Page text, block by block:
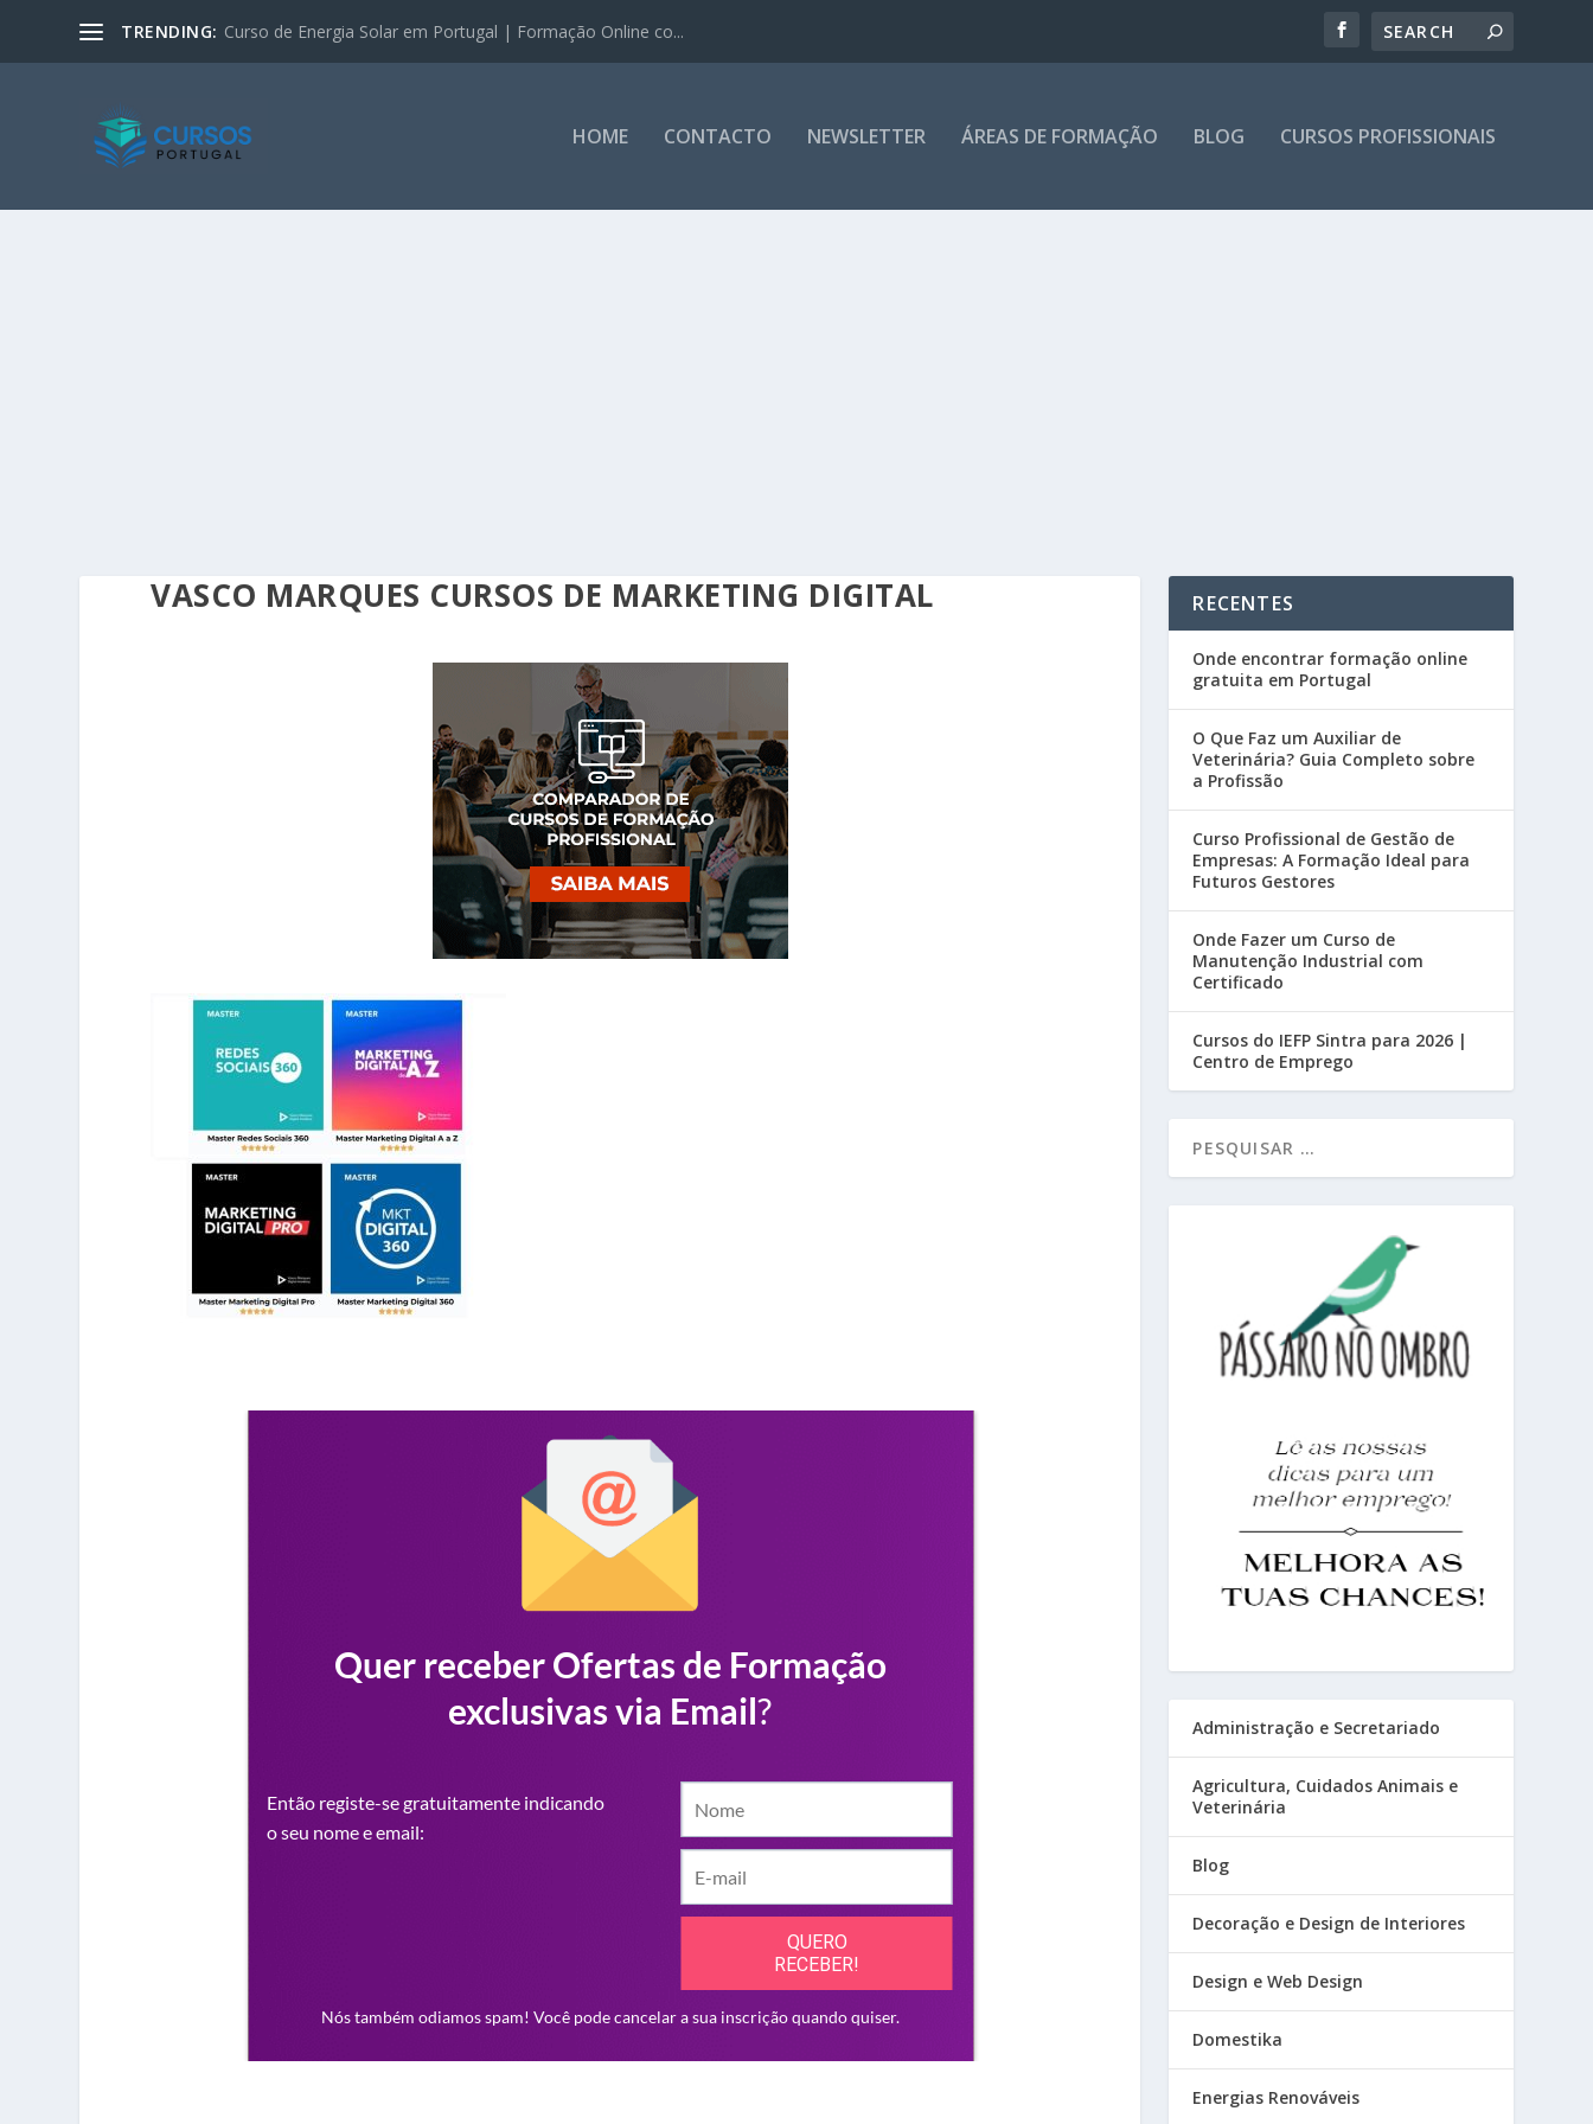
TRENDING: Curso de Energia Solar em Portugal | Formação Online co...
HOME CONTACTO NEWSLETTER ÁREAS DE FORMAÇÃO BLOG CURSOS PROFISSIONAIS
VASCO MARQUES CURSOS DE MARKETING DIGITAL RECENTES
Onde encontrar formação online
gratuita em Portugal
O Que Faz um Auxiliar de
Veterinária? Guia Completo sobre
a Profissão
Curso Profissional de Gestão de
Empresas: A Formação Ideal para
Futuros Gestores
Onde Fazer um Curso de
Manutenção Industrial com
Certificado
Cursos do IEFP Sintra para 2026 |
Centro de Emprego
Administração e Secretariado
Agricultura, Cuidados Animais e
Veterinária
Blog
Decoração e Design de Interiores
Design e Web Design
Domestika
Energias Renováveis